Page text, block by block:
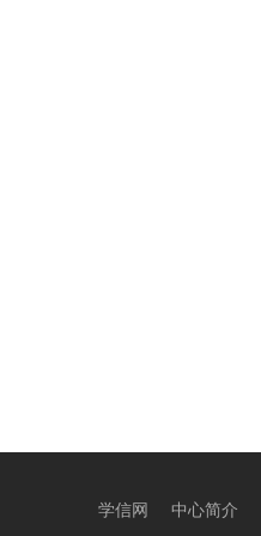
学信网 中心简介